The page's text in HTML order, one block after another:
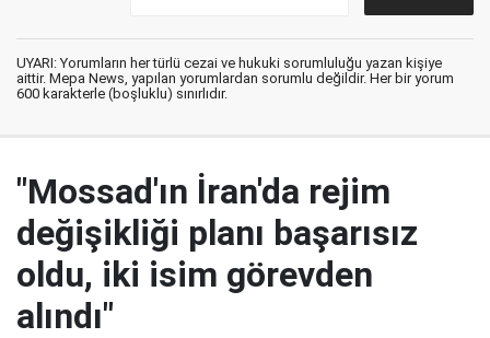
UYARI: Yorumların her türlü cezai ve hukuki sorumluluğu yazan kişiye
aittir. Mepa News, yapılan yorumlardan sorumlu değildir. Her bir yorum
600 karakterle (boşluklu) sınırlıdır.
"Mossad'ın İran'da rejim
değişikliği planı başarısız
oldu, iki isim görevden
alındı"